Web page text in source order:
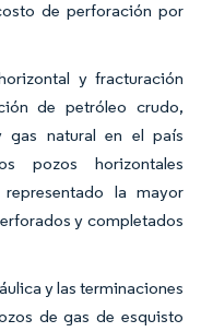
de perforación por
y fracturación
de petróleo crudo,
gas natural en el país
pozos horizontales
la mayor
y completados
y las terminaciones
de gas de esquisto